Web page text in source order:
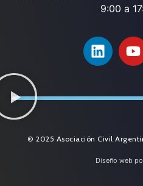
9:00 a
© 2025 Asociación Civil
Diseño web